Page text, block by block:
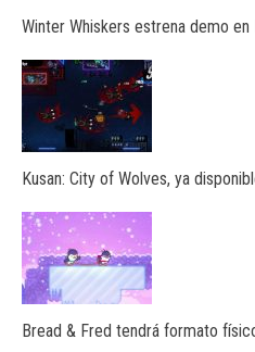
Winter Whiskers estrena demo en
Kusan: City of Wolves, ya
Bread & Fred tendrá formato